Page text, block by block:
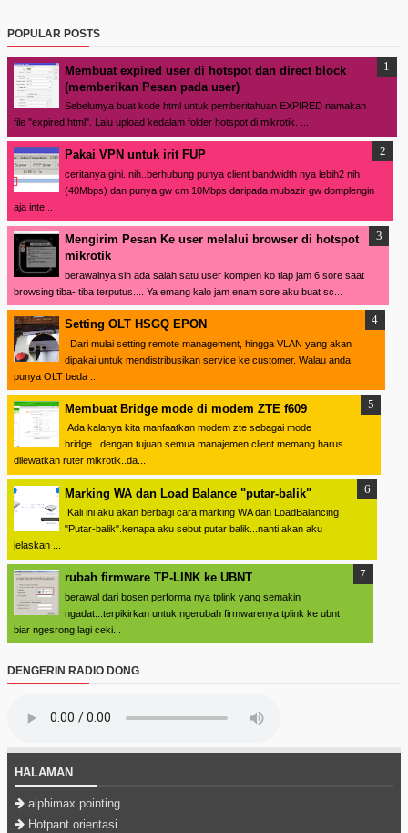
POPULAR POSTS
Membuat expired user di hotspot dan direct block
(memberikan Pesan pada user)
Sebelumya buat kode html untuk pemberitahuan EXPIRED namakan
file "expired.html". Lalu upload kedalam folder hotspot di mikrotik. ...
Pakai VPN untuk irit FUP
ceritanya gini..nih..berhubung punya client bandwidth nya lebih2 nih
(40Mbps) dan punya gw cm 10Mbps daripada mubazir gw domplengin
aja inte...
Mengirim Pesan Ke user melalui browser di hotspot
mikrotik
berawalnya sih ada salah satu user komplen ko tiap jam 6 sore saat
browsing tiba- tiba terputus.... Ya emang kalo jam enam sore aku buat sc...
Setting OLT HSGQ EPON
Dari mulai setting remote management, hingga VLAN yang akan
dipakai untuk mendistribusikan service ke customer. Walau anda
punya OLT beda ...
Membuat Bridge mode di modem ZTE f609
Ada kalanya kita manfaatkan modem zte sebagai mode
bridge...dengan tujuan semua manajemen client memang harus
dilewatkan ruter mikrotik..da...
Marking WA dan Load Balance "putar-balik"
Kali ini aku akan berbagi cara marking WA dan LoadBalancing
"Putar-balik".kenapa aku sebut putar balik...nanti akan aku
jelaskan ...
rubah firmware TP-LINK ke UBNT
berawal dari bosen performa nya tplink yang semakin
ngadat...terpikirkan untuk ngerubah firmwarenya tplink ke ubnt
biar ngesrong lagi ceki...
DENGERIN RADIO DONG
HALAMAN
alphimax pointing
Hotpant orientasi